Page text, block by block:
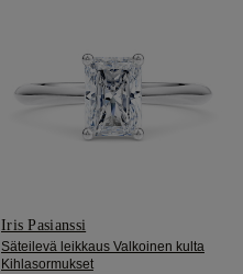
Iris Pasianssi
Säteilevä leikkaus Valkoinen kulta
Kihlasormukset